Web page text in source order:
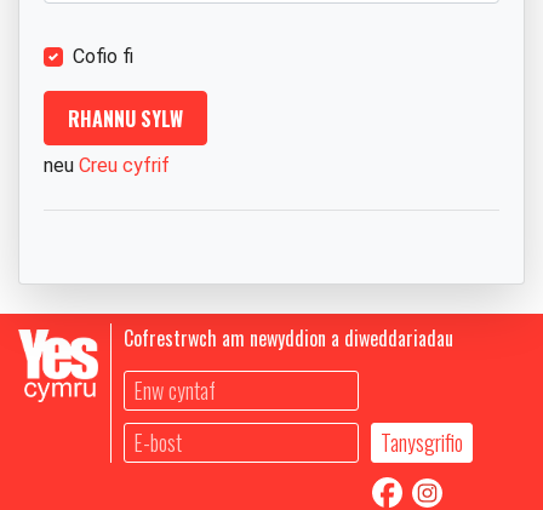
Cofio fi
neu Creu cyfrif
Cofrestrwch am newyddion a diweddariadau